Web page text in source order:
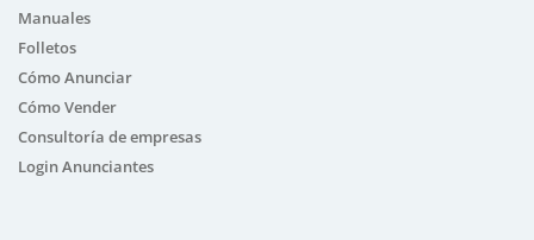
Manuales
Folletos
Cómo Anunciar
Cómo Vender
Consultoría de empresas
Login Anunciantes